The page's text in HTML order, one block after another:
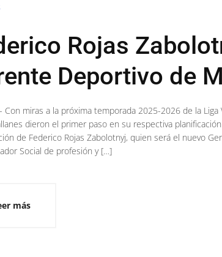
Rojas
Deportivo de
Con miras a la próxima temporada 2025-2026 de la
dieron el primer paso en su respectiva
de Federico Rojas Zabolotnyj, quien será el nuevo
Social de profesión y […]
más